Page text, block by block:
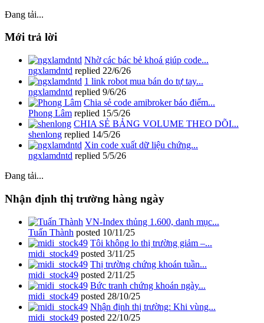
Đang tải...
Mới trả lời
Nhờ các bác bẻ khoá giúp code...
ngxlamdntd replied 22/6/26
1 link robot mua bán do tự tay...
ngxlamdntd replied 9/6/26
Chia sẻ code amibroker báo điểm...
Phong Lâm replied 15/5/26
CHIA SẺ BẢNG VOLUME THEO DÕI...
shenlong replied 14/5/26
Xin code xuất dữ liệu chứng...
ngxlamdntd replied 5/5/26
Đang tải...
Nhận định thị trường hàng ngày
VN-Index thủng 1.600, danh mục...
Tuấn Thành posted 10/11/25
Tôi không lo thị trường giảm –...
midi_stock49 posted 3/11/25
Thị trường chứng khoán tuần...
midi_stock49 posted 2/11/25
Bức tranh chứng khoán ngày...
midi_stock49 posted 28/10/25
Nhận định thị trường: Khi vùng...
midi_stock49 posted 22/10/25